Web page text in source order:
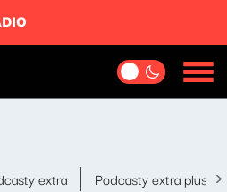
extra Podcasty extra plus